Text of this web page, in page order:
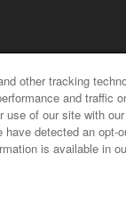
other tracking
and traffic
use of our site with
detected an opt-
is available in